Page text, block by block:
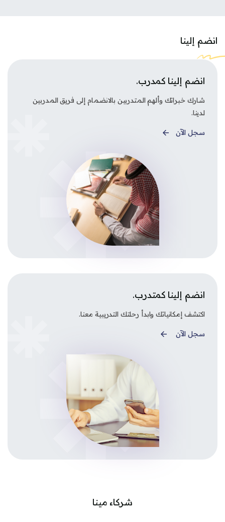
انضم إلينا
انضم إلينا كمدرب.
شارك خبراتك وألهم المتدربين بالانضمام إلى فريق المدربين
لدينا.
سجل الآن
انضم إلينا كمتدرب.
اكتشف إمكانياتك وابدأ رحلتك التدريبية معنا.
سجل الآن
شركاء مينا